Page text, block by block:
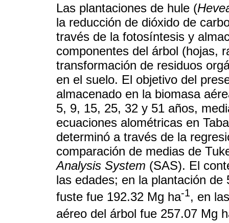
Las plantaciones de hule (
la reducción de dióxido de
través de la fotosíntesis y
componentes del árbol (hojas,
transformación de residuos
en el suelo. El objetivo del
almacenado en la biomasa
5, 9, 15, 25, 32 y 51 años,
ecuaciones alométricas en
determinó a través de la
comparación de medias de
Analysis System (SAS). El
las edades; en la plantación
fuste fue 192.32 Mg ha-1, en
aéreo del árbol fue 257.07 Mg